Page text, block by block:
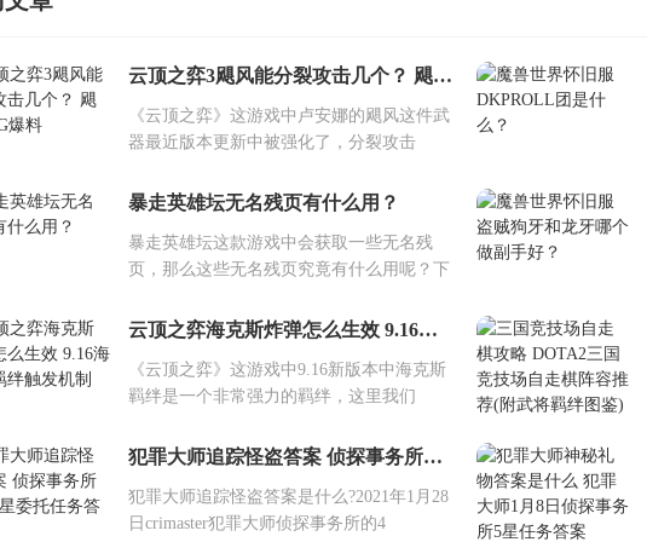
云顶之弈3飓风能分裂攻击几个？ 飓风BUG爆料
《云顶之弈》这游戏中卢安娜的飓风这件武
器最近版本更新中被强化了，分裂攻击
暴走英雄坛无名残页有什么用？
暴走英雄坛这款游戏中会获取一些无名残
页，那么这些无名残页究竟有什么用呢？下
云顶之弈海克斯炸弹怎么生效 9.16海克斯羁绊触发机制
《云顶之弈》这游戏中9.16新版本中海克斯
羁绊是一个非常强力的羁绊，这里我们
犯罪大师追踪怪盗答案 侦探事务所周四4星委托任务答案
犯罪大师追踪怪盗答案是什么?2021年1月28
日crimaster犯罪大师侦探事务所的4